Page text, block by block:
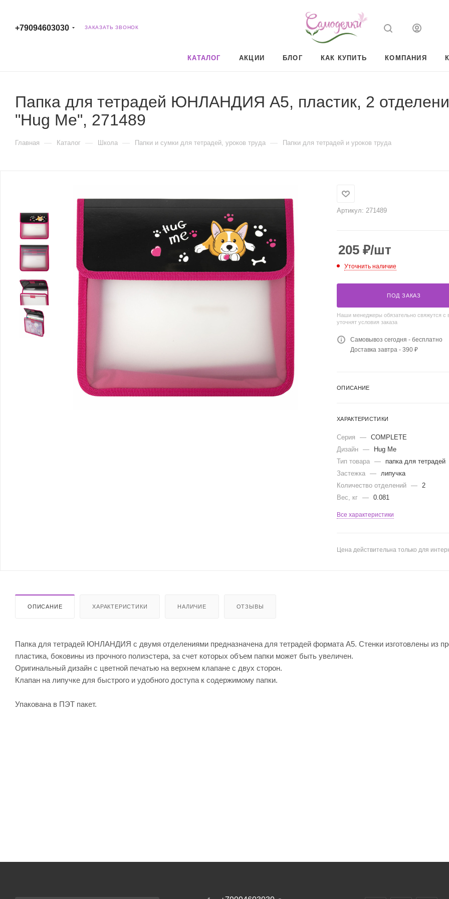
+79094603030 ЗАКАЗАТЬ ЗВОНОК
КАТАЛОГ АКЦИИ БЛОГ КАК КУПИТЬ КОМПАНИЯ
Папка для тетрадей ЮНЛАНДИЯ А5, пластик, 2
"Hug Me", 271489
Главная — Каталог — Школа — Папки и сумки для тетрадей, уроков труда — Папки для тетрадей и уроков труда
Артикул: 271489
205 ₽/шт
Уточнить наличие
ПОД ЗАКАЗ
Наши менеджеры обязательно свяжутся с
уточнят условия заказа
Самовывоз сегодня - бесплатно
Доставка завтра - 390 ₽
ОПИСАНИЕ
ХАРАКТЕРИСТИКИ
Серия — COMPLETE
Дизайн —
Hug Me
Тип товара —
папка для тетрадей
Застежка —
липучка
Количество отделений —
2
Вес, кг — 0.081
Все характеристики
Цена действительна только для
ОПИСАНИЕ ХАРАКТЕРИСТИКИ НАЛИЧИЕ ОТЗЫВЫ
Папка для тетрадей ЮНЛАНДИЯ с двумя отделениями предназначена для тетрадей формата А5. Стенки изготовлены из
пластика, боковины из прочного полиэстера, за счет которых объем папки может быть увеличен.
Оригинальный дизайн с цветной печатью на верхнем клапане с двух сторон.
Клапан на липучке для быстрого и удобного доступа к содержимому папки.
Упакована в ПЭТ пакет.